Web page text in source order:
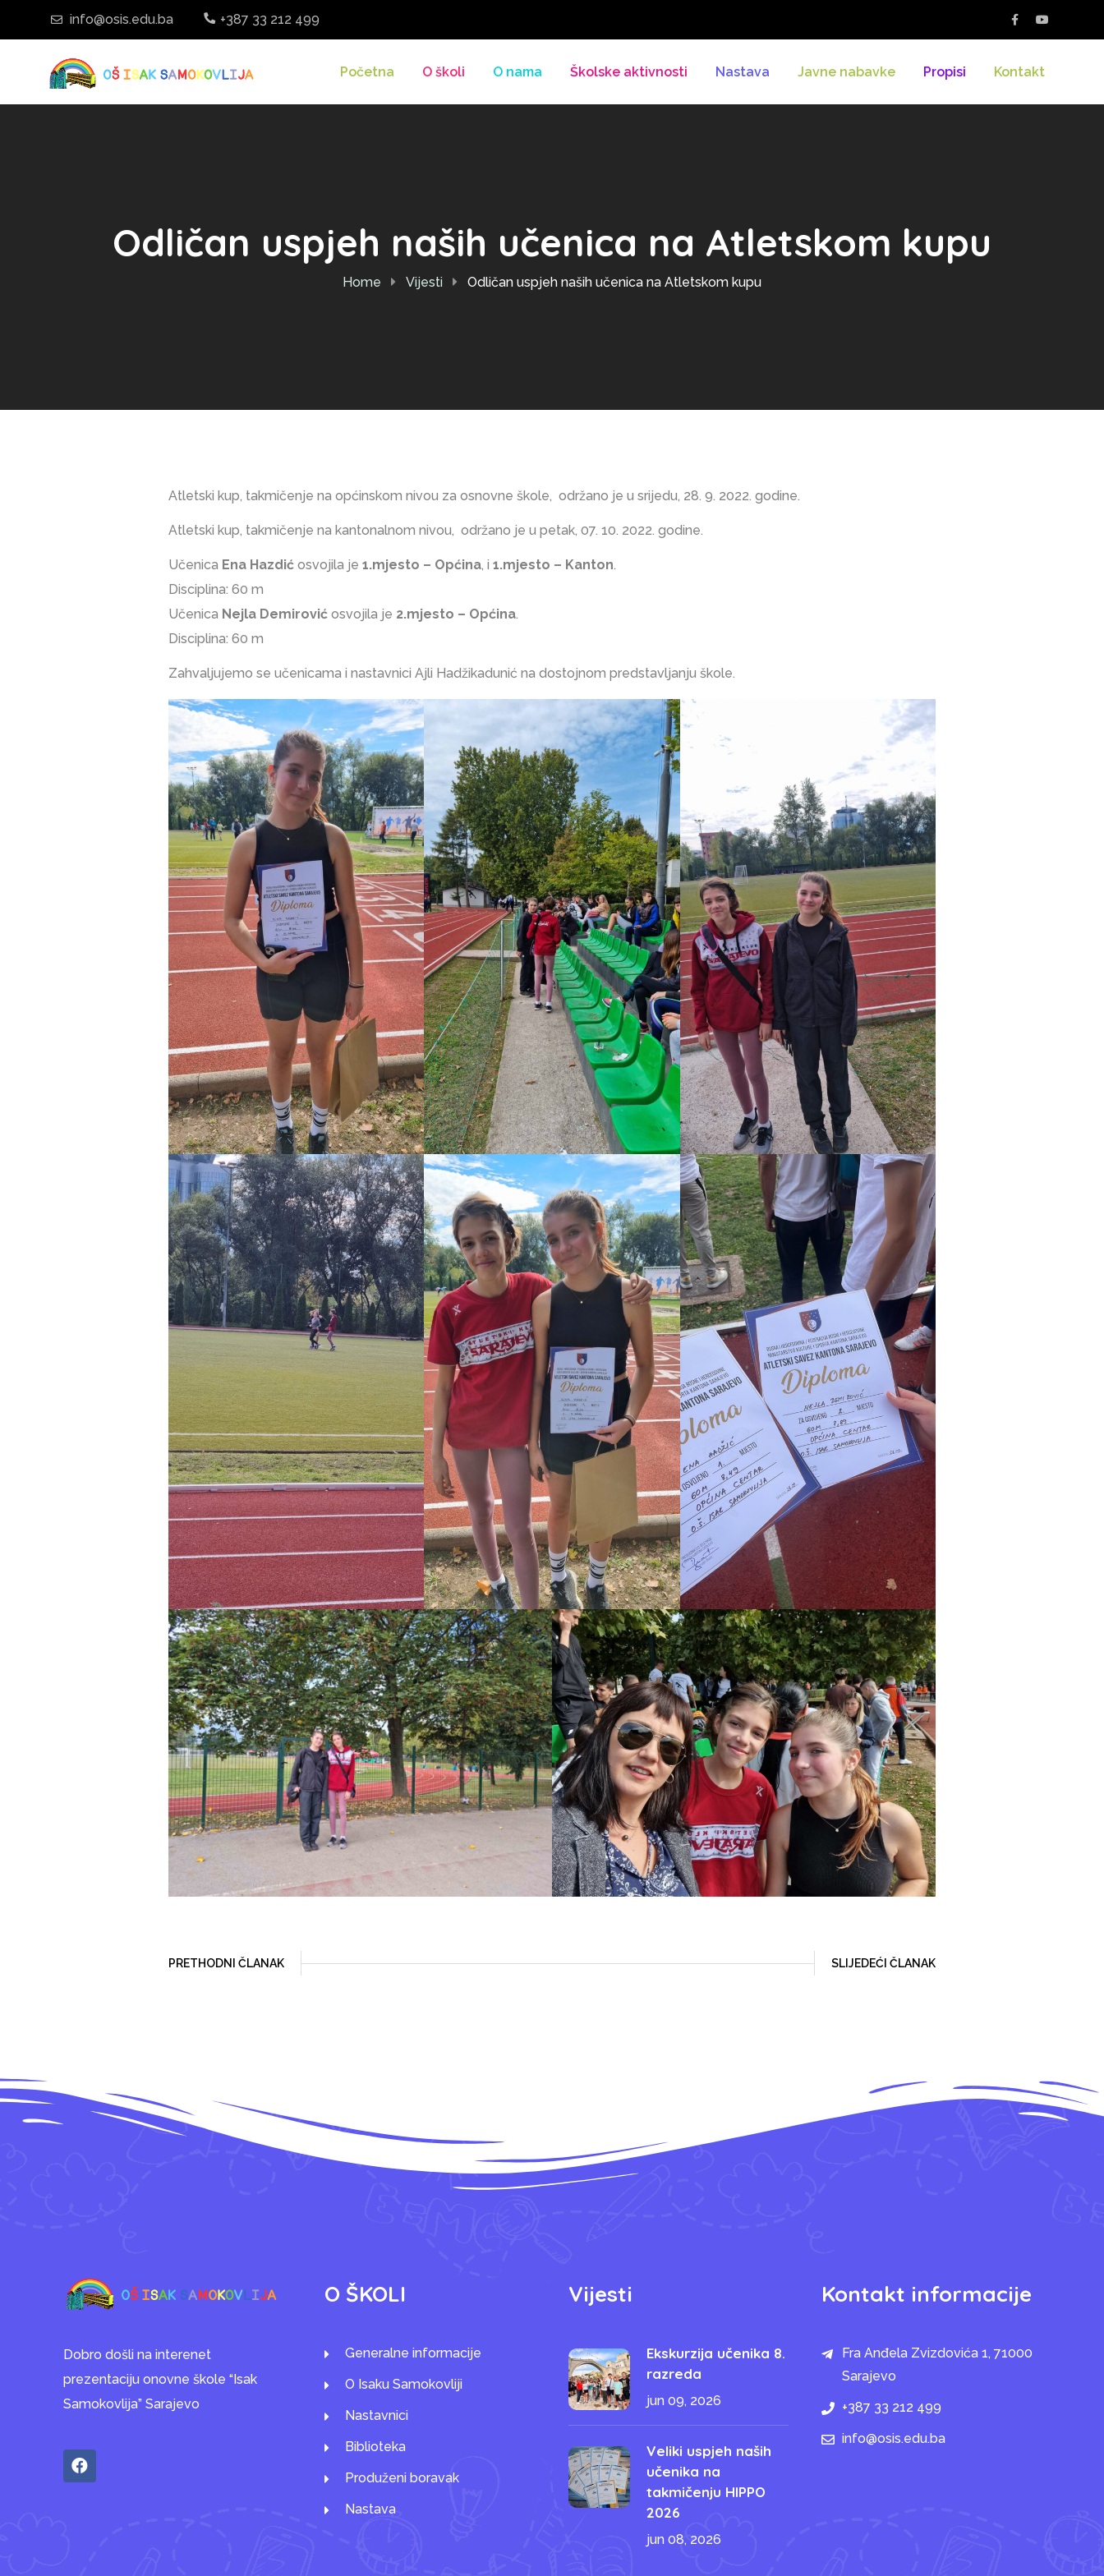
info@osis.edu.ba +387 33 212 499
Početna O školi O nama Školske aktivnosti Nastava Javne nabavke Propisi Kontakt
Odličan uspjeh naših učenica na Atletskom kupu
Home Vijesti Odličan uspjeh naših učenica na Atletskom kupu
Atletski kup, takmičenje na općinskom nivou za osnovne škole, održano je u srijedu, 28. 9. 2022. godine.
Atletski kup, takmičenje na kantonalnom nivou, održano je u petak, 07. 10. 2022. godine.
Učenica Ena Hazdićosvojila je 1.mjesto – Općina, i 1.mjesto – Kanton.
Disciplina: 60 m
Učenica Nejla Demirović osvojila je 2.mjesto – Općina.
Disciplina: 60 m
Zahvaljujemo se učenicama i nastavnici Ajli Hadžikadunić na dostojnom predstavljanju škole.
PRETHODNI ČLANAK SLIJEDEĆI ČLANAK
Dobro došli na interenet
prezentaciju onovne škole “Isak
Samokovlija” Sarajevo
O ŠKOLI
Generalne informacije
O Isaku Samokovliji
Nastavnici
Biblioteka
Produženi boravak
Nastava
Vijesti
Ekskurzija učenika 8.
razreda
jun 09, 2026
Veliki uspjeh naših
učenika na
takmičenju HIPPO
2026
jun 08, 2026
Kontakt informacije
Fra Anđela Zvizdovića 1, 71000
Sarajevo
+387 33 212 499
info@osis.edu.ba